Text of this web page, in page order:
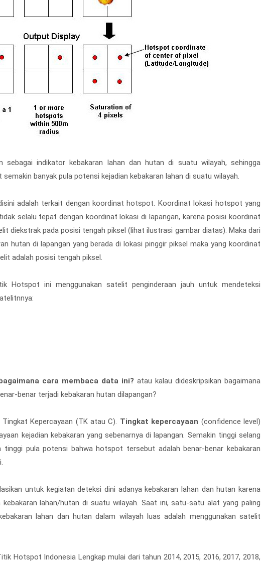
sebagai indikator kebakaran lahan dan hutan di suatu wilayah, sehingga
banyak pula potensi kejadian kebakaran lahan di suatu wilayah.
adalah terkait dengan koordinat hotspot. Koordinat lokasi hotspot yang
selalu tepat dengan koordinat lokasi di lapangan, karena posisi koordinat
diekstrak pada posisi tengah piksel (lihat ilustrasi gambar diatas). Maka dari
hutan di lapangan yang berada di lokasi pinggir piksel maka yang koordinat
adalah posisi tengah piksel.
Hotspot ini menggunakan satelit penginderaan jauh untuk mendeteksi
cara membaca data ini? atau kalau dideskripsikan bagaimana
benar terjadi kebakaran hutan dilapangan?
Kepercayaan (TK atau C). Tingkat kepercayaan (confidence level)
kejadian kebakaran yang sebenarnya di lapangan. Semakin tinggi selang
tinggi pula potensi bahwa hotspot tersebut adalah benar-benar kebakaran
untuk kegiatan deteksi dini adanya kebakaran lahan dan hutan karena
kebakaran lahan/hutan di suatu wilayah. Saat ini, satu-satu alat yang paling
lahan dan hutan dalam wilayah luas adalah menggunakan satelit
Hotspot Indonesia Lengkap mulai dari tahun 2014, 2015, 2016, 2017, 2018,